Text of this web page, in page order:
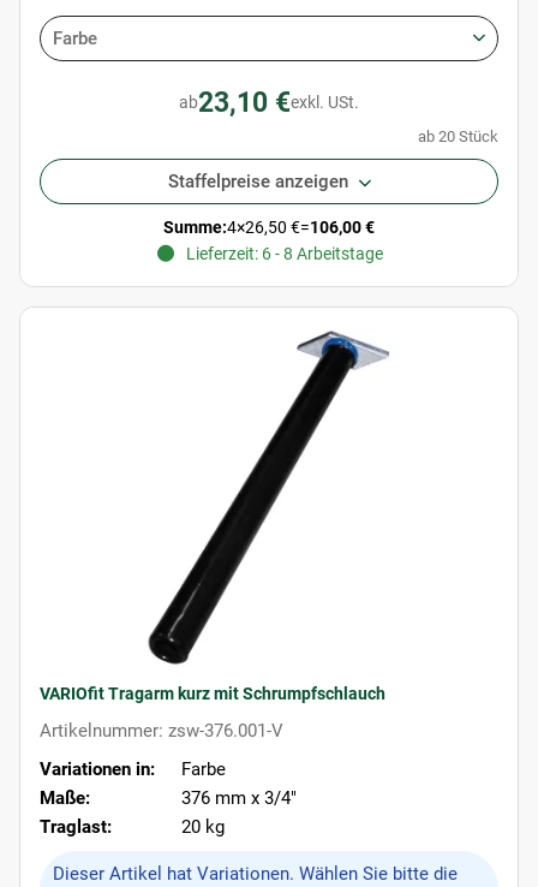
Farbe
ab23,10 €exkl. USt.
ab 20 Stück
Staffelpreise anzeigen
Summe:4×26,50 €=106,00 €
Lieferzeit: 6 - 8 Arbeitstage
VARIOfit Tragarm kurz mit Schrumpfschlauch
Artikelnummer: zsw-376.001-V
Variationen in:
Farbe
Maße:
376 mm x 3/4"
Traglast:
20 kg
xDieser Artikel hat Variationen. Wählen Sie bitte die